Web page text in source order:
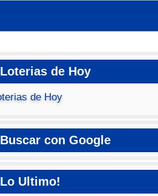
Loterias de Hoy
de Hoy
Buscar con Google
Lo Ultimo!